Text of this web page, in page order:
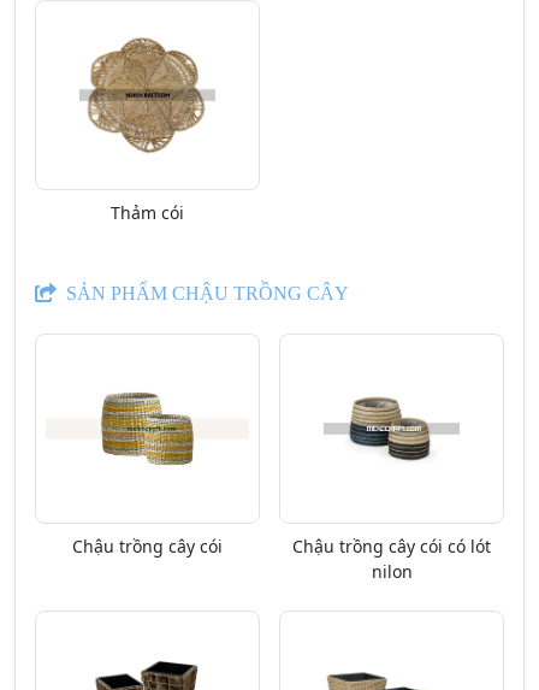
Thảm cói
SẢN PHẨM CHẬU TRỒNG CÂY
Chậu trồng cây cói
Chậu trồng cây cói có lót
nilon